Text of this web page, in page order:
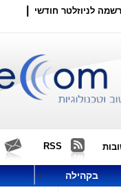
לניוזלטר חודשי
RSS
בקהילה